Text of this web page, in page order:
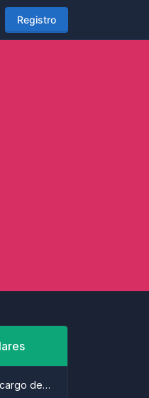
Registro
Generador de descargo de responsabilidad